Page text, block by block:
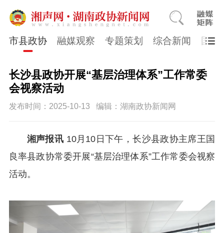
市县政协 融媒观察 专题策划 综合新闻 国医
长沙县政协开展“基层治理体系”工作常委
会视察活动
发布时间：2025-10-13 编辑：湖南政协新闻网
湘声报讯 10月10日下午，长沙县政协主席王国
良率县政协常委开展“基层治理体系”工作常委会视察
活动。